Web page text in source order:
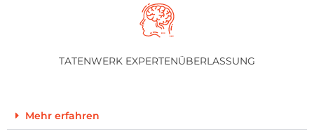
TATENWERK EXPERTENÜBERLASSUNG
Mehr erfahren